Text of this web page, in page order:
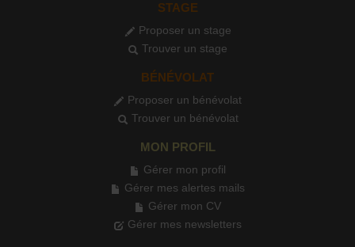
STAGE
Proposer un stage
Trouver un stage
BÉNÉVOLAT
Proposer un bénévolat
Trouver un bénévolat
MON PROFIL
Gérer mon profil
Gérer mes alertes mails
Gérer mon CV
Gérer mes newsletters